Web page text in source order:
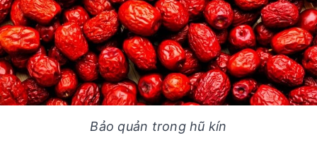
Bảo quản trong hũ kín